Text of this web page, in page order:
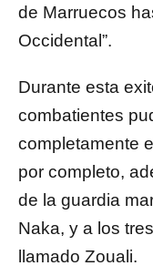
de Marruecos
Occidental”.
Durante esta
combatientes
completamente
por completo,
de la guardia
Naka, y a los
llamado Zouali.